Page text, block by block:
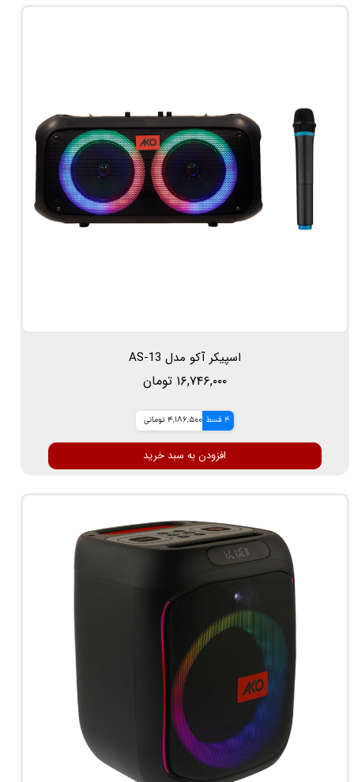
اسپیکر آکو مدل AS-13
۱۶,۷۴۶,۰۰۰ تومان
4 قسط 4,186,500 تومانی
افزودن به سبد خرید